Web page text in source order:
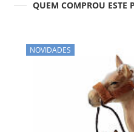
QUEM COMPROU ESTE
NOVIDADES